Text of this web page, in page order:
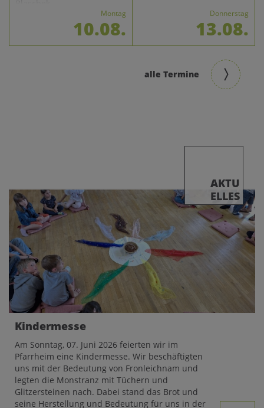
Montag
10.08.
Donnerstag
13.08.
alle Termine
AKTU
ELLES
Kindermesse
Am Sonntag, 07. Juni 2026 feierten wir im
Pfarrheim eine Kindermesse. Wir beschäftigten
uns mit der Bedeutung von Fronleichnam und
legten die Monstranz mit Tüchern und
Glitzersteinen nach. Dabei stand das Brot und
seine Herstellung und Bedeutung für uns in der